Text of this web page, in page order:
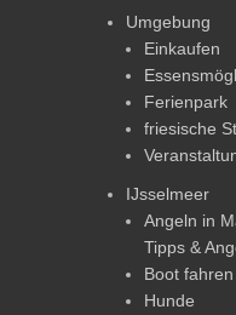
Umgebung
Einkaufen
Ferienpark
friesische
IJsselmeer
Angeln in
Tipps &
Boot fahren
Hunde